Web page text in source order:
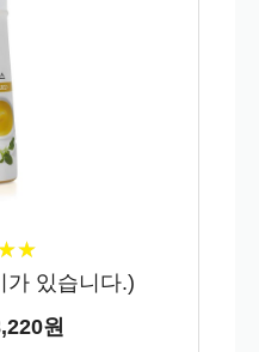
★
★
있습니다.)
원